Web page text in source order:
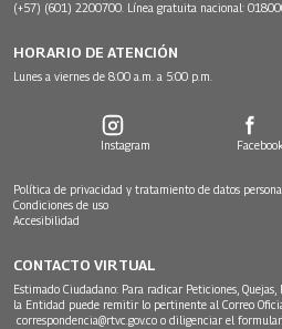
(+57) (601) 2200700. Línea gratuita nacional:
HORARIO DE ATENCIÓN
Lunes a viernes de 8:00 a.m. a 5:00 p.m.
Instagram Facebook
Política de privacidad y tratamiento de datos
Condiciones de uso
Accesibilidad
CONTACTO VIRTUAL
Estimado Ciudadano: Para radicar Peticiones,
la Entidad puede remitir lo pertinente al Correo
correspondencia@rtvc.gov.co o diligenciar el